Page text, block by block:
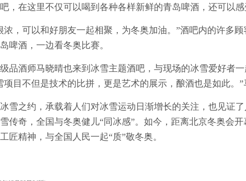
，在这里不仅可以喝到各种各样新鲜的青岛啤酒，还可以感
可以和好朋友一起相聚，为冬奥加油。”酒吧内的许多顾
啤酒，一边看冬奥比赛。
酒师马晓晴也来到冰雪主题酒吧，与现场的冰雪爱好者一
项目不但是技术的比拼，更是艺术的展示，酿酒也是如此。”
之约，承载着人们对冰雪运动日渐增长的关注，也见证了
传奇，全国与冬奥健儿“同冰感”。如今，距离北京冬奥会
匠精神，与全国人民一起“质”敬冬奥。